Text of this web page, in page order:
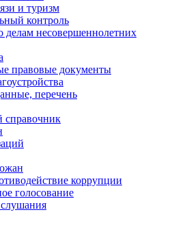
и туризм
контроль
делам несовершеннолетних
правовые документы
перечень
справочник
коррупции
голосование